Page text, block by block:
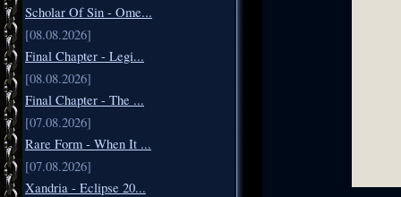
Scholar Of Sin - Ome...
[08.08.2026]
Final Chapter - Legi...
[08.08.2026]
Final Chapter - The ...
[07.08.2026]
Rare Form - When It ...
[07.08.2026]
Xandria - Eclipse 20...